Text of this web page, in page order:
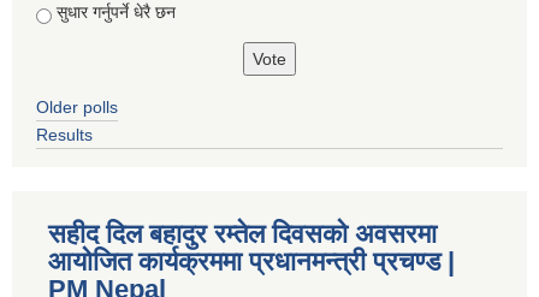
सुधार गर्नुपर्ने धेरै छन
Older polls
Results
सहीद दिल बहादुर रम्तेल दिवसको अवसरमा
आयोजित कार्यक्रममा प्रधानमन्त्री प्रचण्ड |
PM Nepal